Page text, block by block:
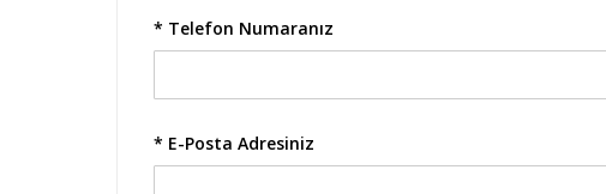
* Telefon Numaranız
* E-Posta Adresiniz